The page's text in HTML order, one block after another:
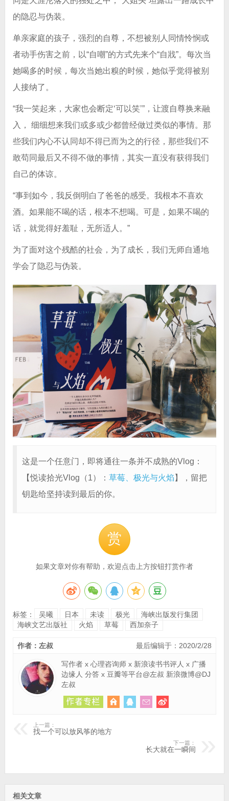
的隐忍与伪装。
单亲家庭的孩子，强烈的自尊，不想被别人同情怜悯或
者动手伤害之前，以“自嘲”的方式先来个“自戕”。每次当
她喝多的时候，每次当她出糗的时候，她似乎觉得被别
人接纳了。
“我一笑起来，大家也会断定‘可以笑’”，让渡自尊换来融
入， 细细想来我们或多或少都曾经做过类似的事情。那
些我们内心不认同却不得已而为之的行径，那些我们不
敢苟同最后又不得不做的事情，其实一直没有获得我们
自己的体谅。
“事到如今，我反倒明白了爸爸的感受。我根本不喜欢
酒。如果能不喝的话，根本不想喝。可是，如果不喝的
话，就觉得好羞耻，无所适人。”
为了面对这个残酷的社会，为了成长，我们无师自通地
学会了隐忍与伪装。
这是一个任意门，即将通往一条并不成熟的Vlog：
【悦读拾光Vlog（1）： 草莓、极光与火焰 】，留把
钥匙给坚持读到最后的你。
赏
如果文章对你有帮助，欢迎点击上方按钮打赏作者
标签： 吴曦 日本 未读 极光
海峡出版发行集团
海峡文艺出版社
火焰 草莓 西加奈子
最后编辑于：2020/2/28
作者：左叔
写作者 x 心理咨询师 x 新浪读书书评人 x 广播
边缘人 分答 x 豆瓣等平台@左叔 新浪微博@DJ
左叔
上一篇：
找一个可以放风筝的地方
下一篇：
长大就在一瞬间
相关文章